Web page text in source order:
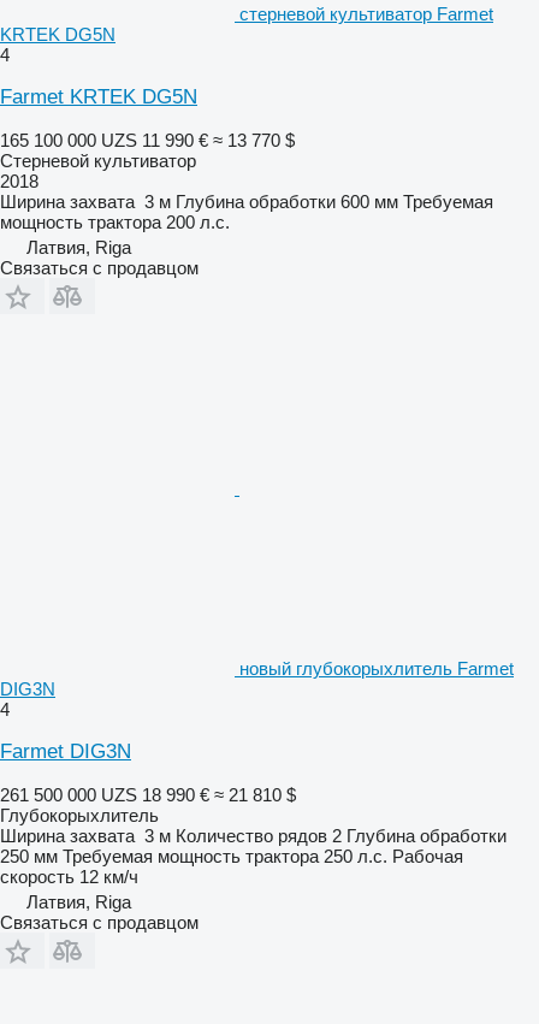
стерневой культиватор Farmet
KRTEK DG5N
4
Farmet KRTEK DG5N
165 100 000 UZS 11 990 € ≈ 13 770 $
Стерневой культиватор
2018
Ширина захвата 3 м Глубина обработки 600 мм Требуемая
мощность трактора 200 л.с.
Латвия, Riga
Связаться с продавцом
новый глубокорыхлитель Farmet
DIG3N
4
Farmet DIG3N
261 500 000 UZS 18 990 € ≈ 21 810 $
Глубокорыхлитель
Ширина захвата 3 м Количество рядов 2 Глубина обработки
250 мм Требуемая мощность трактора 250 л.с. Рабочая
скорость 12 км/ч
Латвия, Riga
Связаться с продавцом